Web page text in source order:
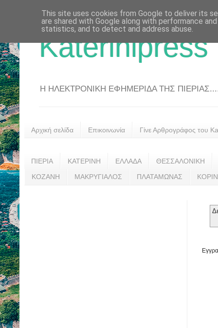
Katerinipress
Η ΗΛΕΚΤΡΟΝΙΚΗ ΕΦΗΜΕΡΙΔΑ ΤΗΣ
Αρχική σελίδα Επικοινωνία Γίνε Αρθρογράφος του
ΠΙΕΡΙΑ ΚΑΤΕΡΙΝΗ ΕΛΛΑΔΑ ΘΕΣΣΑΛΟΝΙΚΗ
ΚΟΖΑΝΗ ΜΑΚΡΥΓΙΑΛΟΣ ΠΛΑΤΑΜΩΝΑΣ
This site uses cookies from Google to deliver its
are shared with Google along with performance
statistics, and to detect and address abuse.